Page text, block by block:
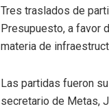
Tres traslados de
Presupuesto, a favor
materia de
Las partidas fueron
secretario de Metas,